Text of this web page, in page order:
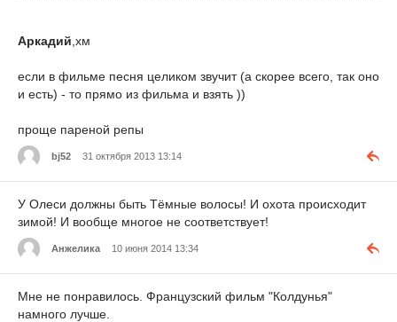
Аркадий ,хм
если в фильме песня целиком звучит (а скорее всего, так оно
и есть) - то прямо из фильма и взять ))
проще пареной репы
bj52 31 октября 2013 13:14
У Олеси должны быть Тёмные волосы! И охота происходит
зимой! И вообще многое не соответствует!
Анжелика 10 июня 2014 13:34
Мне не понравилось. Французский фильм "Колдунья"
намного лучше.